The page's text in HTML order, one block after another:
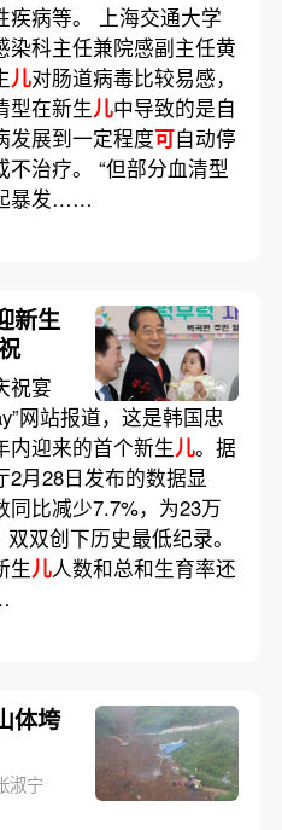
疾病等。 上海交通大学
染科主任兼院感副主任黄
儿对肠道病毒比较易感，
型在新生儿中导致的是自
发展到一定程度可自动停
治疗。 “但部分血清型
暴发……
新生
祝宴
网站报道，这是韩国忠
内迎来的首个新生儿。据
月28日发布的数据显
同比减少7.7%，为23万
双创下历史最低纪录。
生儿人数和总和生育率还
体垮
淑宁